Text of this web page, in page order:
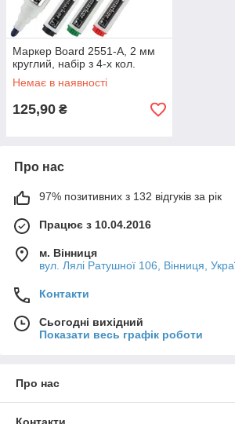
Маркер Board 2551-A, 2 мм
круглий, набір з 4-х кол.
Немає в наявності
125,90 ₴
Про нас
97% позитивних з 132 відгуків за рік
Працює з 10.04.2016
м. Вінниця
вул. Лялі Ратушної 106, Вінниця,
Контакти
Сьогодні вихідний
Показати весь графік роботи
Про нас